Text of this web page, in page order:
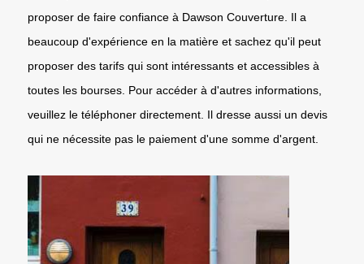
proposer de faire confiance à Dawson Couverture. Il a
beaucoup d'expérience en la matière et sachez qu'il peut
proposer des tarifs qui sont intéressants et accessibles à
toutes les bourses. Pour accéder à d'autres informations,
veuillez le téléphoner directement. Il dresse aussi un devis
qui ne nécessite pas le paiement d'une somme d'argent.